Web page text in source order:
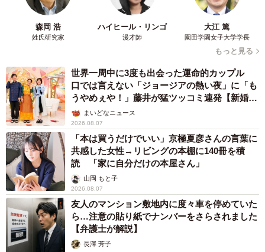
森岡 浩
姓氏研究家
ハイヒール・リンゴ
漫才師
大江 篤
園田学園女子大学学長
もっと見る
世界一周中に3度も出会った運命的カップル
口では言えない「ジョージアの熱い夜」に「も
うやめぇや！」藤井が猛ツッコミ連発【新婚さ
ん】まいどなニュース
2026.08.07
「本は買うだけでいい」京極夏彦さんの言葉に
共感した女性→リビングの本棚に140冊を積
読 「家に自分だけの本屋さん」
山岡 もと子
2026.08.07
友人のマンション敷地内に度々車を停めていた
ら…注意の貼り紙でナンバーをさらされました
【弁護士が解説】
長澤 芳子